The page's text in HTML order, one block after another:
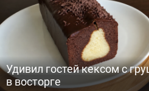
Удивил гостей кексом с
в восторге